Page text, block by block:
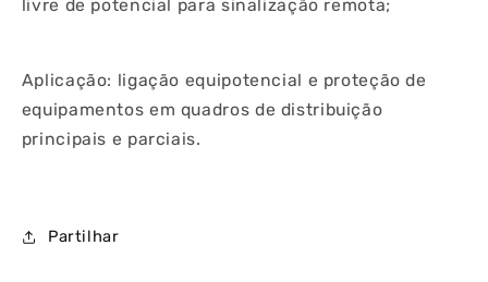
livre de potencial para sinalização remota;
Aplicação: ligação equipotencial e proteção de
equipamentos em quadros de distribuição
principais e parciais.
Partilhar